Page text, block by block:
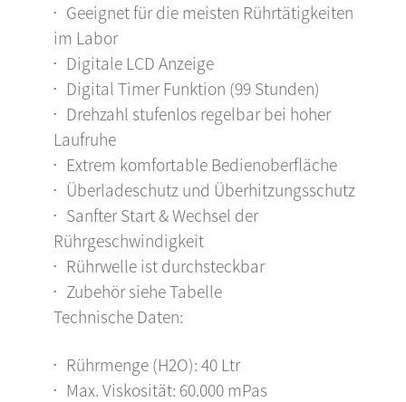
Geeignet für die meisten Rührtätigkeiten
im Labor
Digitale LCD Anzeige
Digital Timer Funktion (99 Stunden)
Drehzahl stufenlos regelbar bei hoher
Laufruhe
Extrem komfortable Bedienoberfläche
Überladeschutz und Überhitzungsschutz
Sanfter Start & Wechsel der
Rührgeschwindigkeit
Rührwelle ist durchsteckbar
Zubehör siehe Tabelle
Technische Daten:
Rührmenge (H2O): 40 Ltr
Max. Viskosität: 60.000 mPas